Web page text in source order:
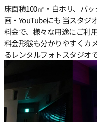
13:00
13:30
14:30
床面積100㎡・白ホリ、バ
画・YouTubeにも 当スタジ
料金で、様々な用途にご利
料金形態も分かりやすくカ
るレンタルフォトスタジオで